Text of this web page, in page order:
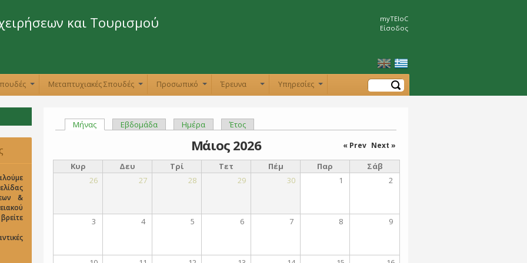
προς το
κυρίως
και Τουρισμού
myTEIoC
Είσοδος
Μεταπτυχιακές Σπουδές Προσωπικό Έρευνα Υπηρεσίες Αναζήτηση
&
Πρωτεύουσες καρτέλες
Μήνας(ενεργή καρτέλα)
Εβδομάδα Ημέρα Έτος
Μάιος 2026 « Prev Next »
Κυρ Δευ Τρί Τετ Πέμ Παρ
Σάβ
26
27 28 29 30 1 2
3 4 5 6 7 8 9